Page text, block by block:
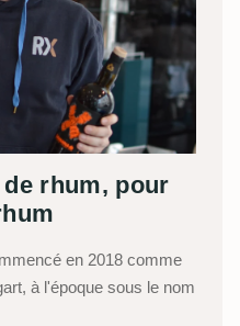
rhum, pour
en 2018 comme
à l'époque sous le nom